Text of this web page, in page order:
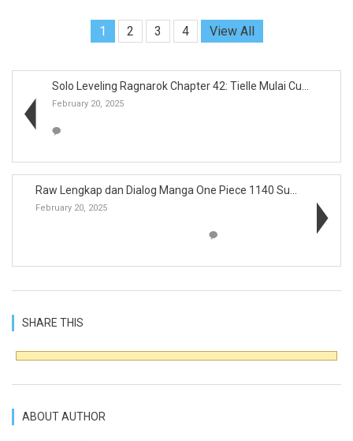
1 2 3 4 View All
Solo Leveling Ragnarok Chapter 42: Tielle Mulai Cu...
February 20, 2025
February 20, 2025
SHARE THIS
ABOUT AUTHOR